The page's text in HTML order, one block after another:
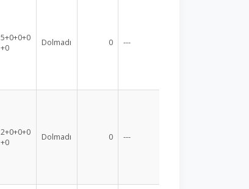
5+0+0+0
+0
Dolmadı 0 ---
2+0+0+0
+0
Dolmadı 0 ---